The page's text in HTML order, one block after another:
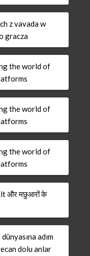
z vavada w
gracza
the world of
the world of
the world of
और मछुआरों के
adım
dolu anlar